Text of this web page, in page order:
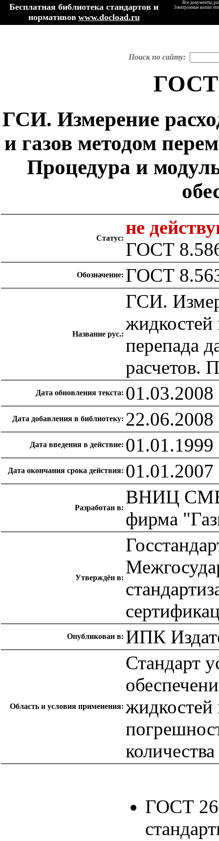
Бесплатная библиотека стандартов и
нормативов www.docload.ru
Все документы,
Электронные копии
Поиск по сайту:
ГОСТ
ГСИ. Измерение
и газов методом
Процедура и
Статус:
не
ГОСТ
Обозначение: ГОСТ
Название рус.:
ГСИ.
жидкостей
перепада
расчетов.
Дата обновления текста: 01.03.2008
Дата добавления в библиотеку: 22.06.2008
Дата введения в действие: 01.01.1999
Дата окончания срока действия: 01.01.2007
Разработан в:
ВНИЦ СМВ
фирма
Утверждён в:
Опубликован в: ИПК
Область и условия применения:
Стандарт
жидкостей
ГОСТ